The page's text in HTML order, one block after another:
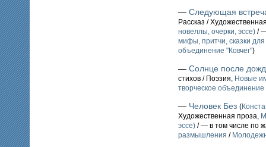
— Следующая
Рассказ /
новеллы, очерки, эссе) /
мифы, притчи, сказки
объединение "Ковчег")
— Солнце после
стихов / Поэзия, Новые
творческое объединение
— Человек Без (
Художественная проза,
эссе) / — в том числе по
размышления /